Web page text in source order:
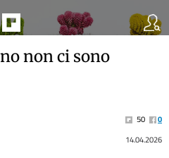
non ci sono
50
0
14.04.2026